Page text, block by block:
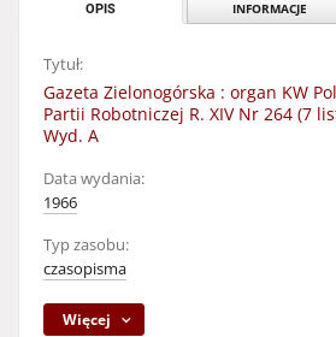
OPIS INFORMACJE
Tytuł:
Gazeta Zielonogórska : organ KW
Partii Robotniczej R. XIV Nr 264 (7
Wyd. A
Data wydania:
1966
Typ zasobu:
czasopisma
Więcej